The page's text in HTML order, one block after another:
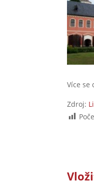
Více
Zdroj: